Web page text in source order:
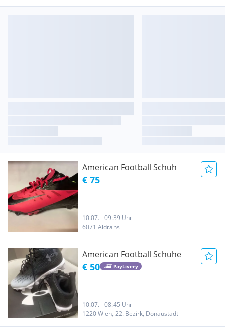
American Football Schuh
€ 75
10.07. - 09:39 Uhr
6071 Aldrans
American Football Schuhe
€ 50 PayLivery
10.07. - 08:45 Uhr
1220 Wien, 22. Bezirk, Donaustadt